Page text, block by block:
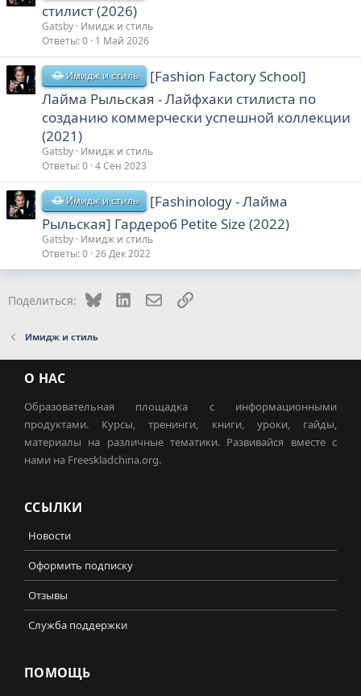
стилист (2026)
Gatsby Имидж и стиль
Ответы 0 1 Май 2026
Имидж и стиль
[Fashion Factory School]
Лайма Рыльская - Лайфхаки стилиста по
созданию коммерчески успешной коллекции
(2021)
Gatsby Имидж и стиль
Ответы 0 4 Сен 2023
Имидж и стиль
[Fashinology - Лайма
Рыльская] Гардероб Petite Size (2022)
Gatsby Имидж и стиль
Ответы 0 26 Дек 2022
Поделиться: Bluesky LinkedInЭлектронная почта
Ссылка
Имидж и стиль
О НАС
Образовательная площадка с информационными
продуктами. Курсы, тренинги, книги, уроки, гайды,
материалы на различные тематики. Развивайся вместе с
нами на Freeskladchina.org.
ССЫЛКИ
Новости
Оформить подписку
Отзывы
Служба поддержки
ПОМОЩЬ